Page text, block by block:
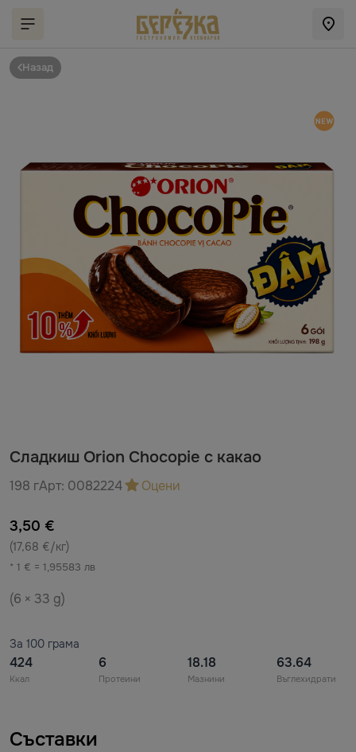
Назад
Сладкиш Orion Chocopie с какао
198 гАрт: 0082224 Оцени
3,50 €
(17,68 €/кг)
* 1 € = 1,95583 лв
(6 × 33 g)
За 100 грама
424
Ккал
6
Протеини
18.18
Мазнини
63.64
Въглехидрати
Съставки